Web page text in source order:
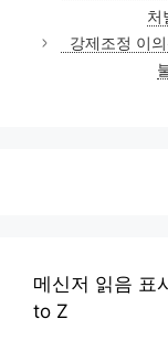
처
강제조정 이
메신저 읽음 표
to Z